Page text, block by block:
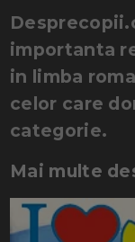
importanta
in limba
celor care
categorie.
Mai multe